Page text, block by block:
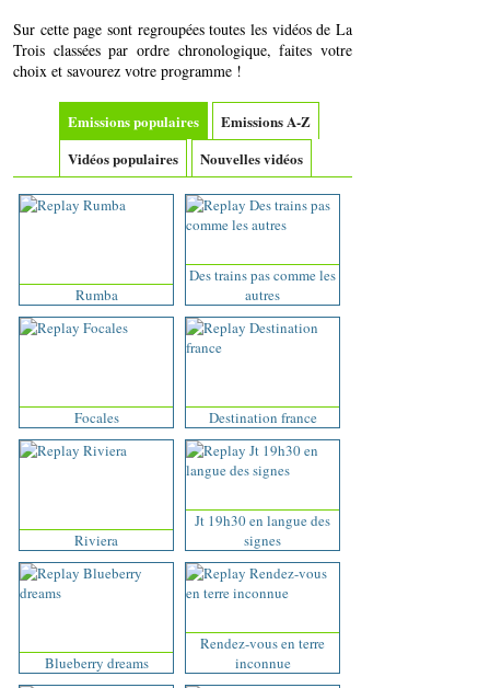
Sur cette page sont regroupées toutes les vidéos de La
Trois classées par ordre chronologique, faites votre
choix et savourez votre programme !
Emissions populaires
Emissions A-Z
Vidéos populaires
Nouvelles vidéos
Rumba
Des trains pas comme les
autres
Focales Destination france
Riviera
Jt 19h30 en langue des
signes
Blueberry dreams
Rendez-vous en terre
inconnue